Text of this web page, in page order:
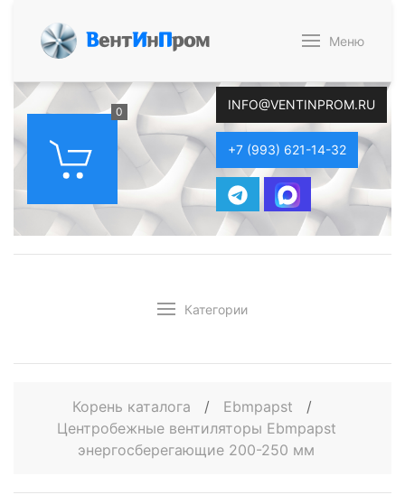
ВентИнПром Меню
0 INFO@VENTINPROM.RU
+7 (993) 621-14-32
Категории
Корень каталога / Ebmpapst
/
Центробежные вентиляторы Ebmpapst
энергосберегающие 200-250 мм